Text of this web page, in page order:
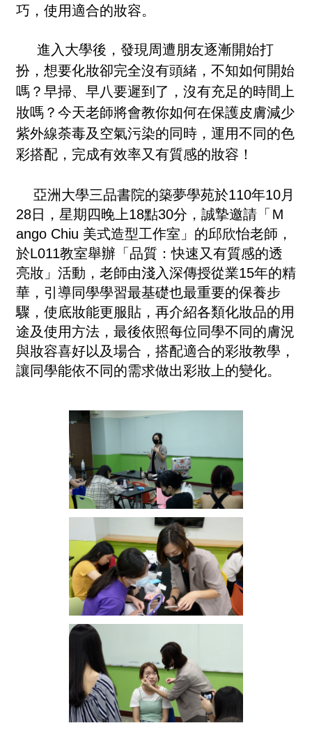
巧，使用適合的妝容。
進入大學後，發現周遭朋友逐漸開始打
扮，想要化妝卻完全沒有頭緒，不知如何開始
嗎？早掃、早八要遲到了，沒有充足的時間上
妝嗎？今天老師將會教你如何在保護皮膚減少
紫外線荼毒及空氣污染的同時，運用不同的色
彩搭配，完成有效率又有質感的妝容！
亞洲大學三品書院的築夢學苑於110年10月
28日，星期四晚上18點30分，誠摯邀請「 Ｍ
ango Chiu 美式造型工作室」的邱欣怡老師，
於L011教室舉辦「 品質：快速又有質感的透
亮妝 」活動，老師由淺入深傳授從業15年的精
華，引導同學學習最基礎也最重要的保養步
驟，使底妝能更服貼，再介紹各類化妝品的用
途及使用方法，最後依照每位同學不同的膚況
與妝容喜好以及場合，搭配適合的彩妝教學，
讓同學能依不同的需求做出彩妝上的變化。